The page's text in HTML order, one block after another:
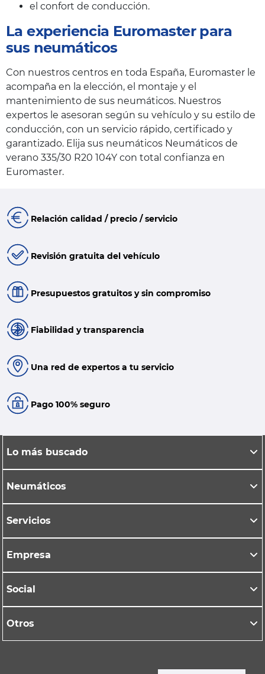
el confort de conducción.
La experiencia Euromaster para
sus neumáticos
Con nuestros centros en toda España, Euromaster le
acompaña en la elección, el montaje y el
mantenimiento de sus neumáticos. Nuestros
expertos le asesoran según su vehículo y su estilo de
conducción, con un servicio rápido, certificado y
garantizado. Elija sus neumáticos Neumáticos de
verano 335/30 R20 104Y con total confianza en
Euromaster.
Relación calidad / precio / servicio
Revisión gratuita del vehículo
Presupuestos gratuitos y sin compromiso
Fiabilidad y transparencia
Una red de expertos a tu servicio
Pago 100% seguro
Lo más buscado
Neumáticos
Servicios
Empresa
Social
Otros